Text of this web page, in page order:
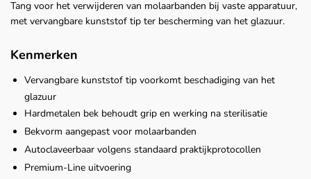
Tang voor het verwijderen van molaarbanden bij vaste apparatuur,
met vervangbare kunststof tip ter bescherming van het glazuur.
Kenmerken
Vervangbare kunststof tip voorkomt beschadiging van het
glazuur
Hardmetalen bek behoudt grip en werking na sterilisatie
Bekvorm aangepast voor molaarbanden
Autoclaveerbaar volgens standaard praktijkprotocollen
Premium‑Line uitvoering